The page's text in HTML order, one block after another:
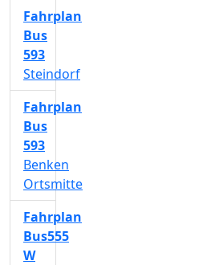
Fahrplan
Bus
593
Steindorf
Fahrplan
Bus
593
Benken
Ortsmitte
Fahrplan
Bus555
W